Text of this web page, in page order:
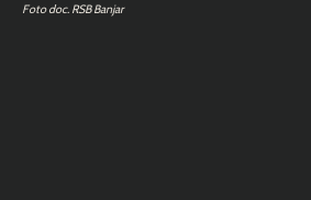
Foto doc. RSB Banjar